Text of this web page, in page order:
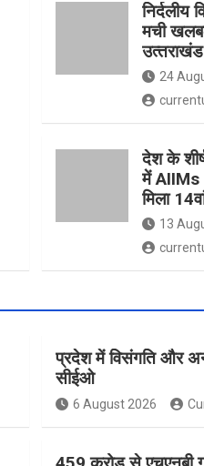
मची
24
देश के
में AIIMs
मिला
13
प्रदेश में विसंगति और
सीईओ
6 August 2026